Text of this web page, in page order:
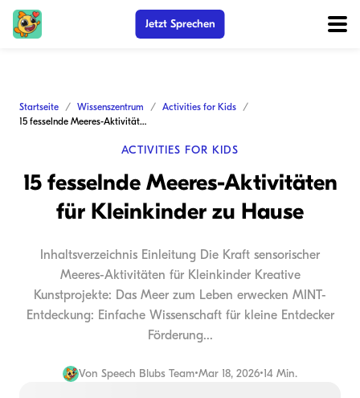
Jetzt Sprechen
Startseite Wissenszentrum
Activities for Kids
15 fesselnde Meeres-Aktivitäten für Kleinkinder zu Hause
ACTIVITIES FOR KIDS
15 fesselnde Meeres-Aktivitäten
für Kleinkinder zu Hause
Inhaltsverzeichnis Einleitung Die Kraft sensorischer
Meeres-Aktivitäten für Kleinkinder Kreative
Kunstprojekte: Das Meer zum Leben erwecken MINT-
Entdeckung: Einfache Wissenschaft für kleine Entdecker
Förderung...
Von Speech Blubs Team•Mar 18, 2026•14 Min.